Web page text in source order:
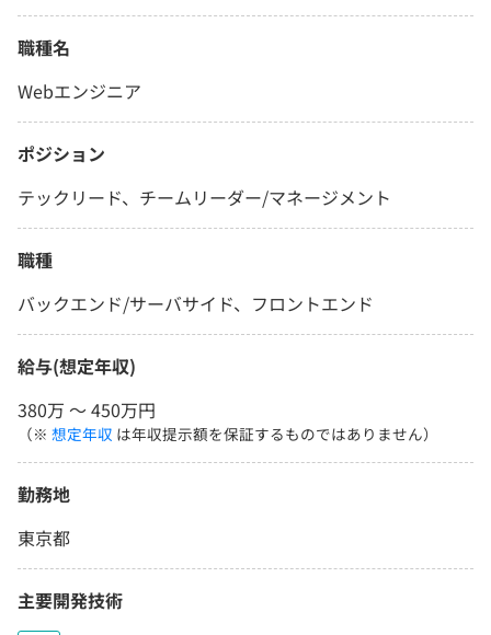
職種名
Webエンジニア
ポジション
テックリード、チームリーダー/マネージメント
職種
バックエンド/サーバサイド、フロントエンド
給与(想定年収)
380万 〜 450万円
（※ 想定年収 は年収提示額を保証するものではありません）
勤務地
東京都
主要開発技術